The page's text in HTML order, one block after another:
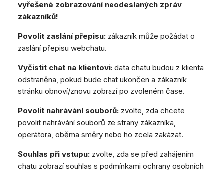
vyřešené zobrazování neodeslaných zpráv
zákazníků!
Povolit zaslání přepisu: zákazník může požádat o
zaslání přepisu webchatu.
Vyčistit chat na klientovi: data chatu budou z klienta
odstraněna, pokud bude chat ukončen a zákazník
stránku obnoví/znovu zobrazí po zvoleném čase.
Povolit nahrávání souborů: zvolte, zda chcete
povolit nahrávání souborů ze strany zákazníka,
operátora, oběma směry nebo ho zcela zakázat.
Souhlas při vstupu: zvolte, zda se před zahájením
chatu zobrazí souhlas s podmínkami ochrany osobních